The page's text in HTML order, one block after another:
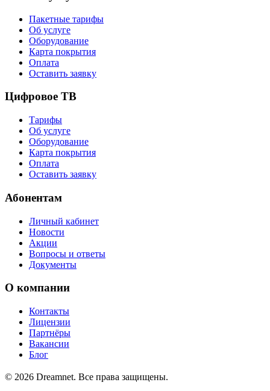
Пакетные тарифы
Об услуге
Оборудование
Карта покрытия
Оплата
Оставить заявку
Цифровое ТВ
Тарифы
Об услуге
Оборудование
Карта покрытия
Оплата
Оставить заявку
Абонентам
Личный кабинет
Новости
Акции
Вопросы и ответы
Документы
О компании
Контакты
Лицензии
Партнёры
Вакансии
Блог
© 2026 Dreamnet. Все права защищены.